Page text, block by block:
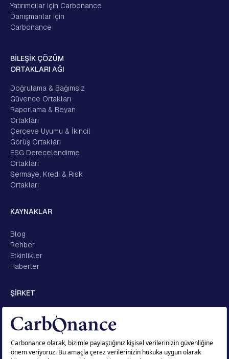
Yatırımcılar için Carbonance
Danışmanlar için
Carbonance
BİLEŞİK ÇÖZÜM
ORTAKLARI AĞI
Doğrulama & Bağımsız
Güvence Ortakları
Raporlama & Beyan
Ortakları
Çerçeve Uyumu & İkincil
Görüş Ortakları
ESG Derecelendirme
Ortakları
Sermaye, Kredi & Risk
Ortakları
KAYNAKLAR
Blog
Rehber
Etkinlikler
Haberler
ŞİRKET
Hakkımızda
Kariyer
KVKK